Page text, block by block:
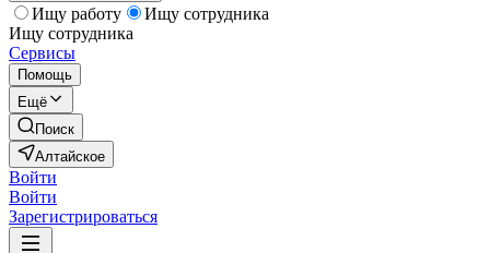
Ищу работу
Ищу сотрудника
Ищу сотрудника
Сервисы
Помощь
Ещё
Поиск
Алтайское
Войти
Войти
Зарегистрироваться